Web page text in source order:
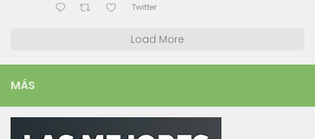
Twitter
Load More
MÁS